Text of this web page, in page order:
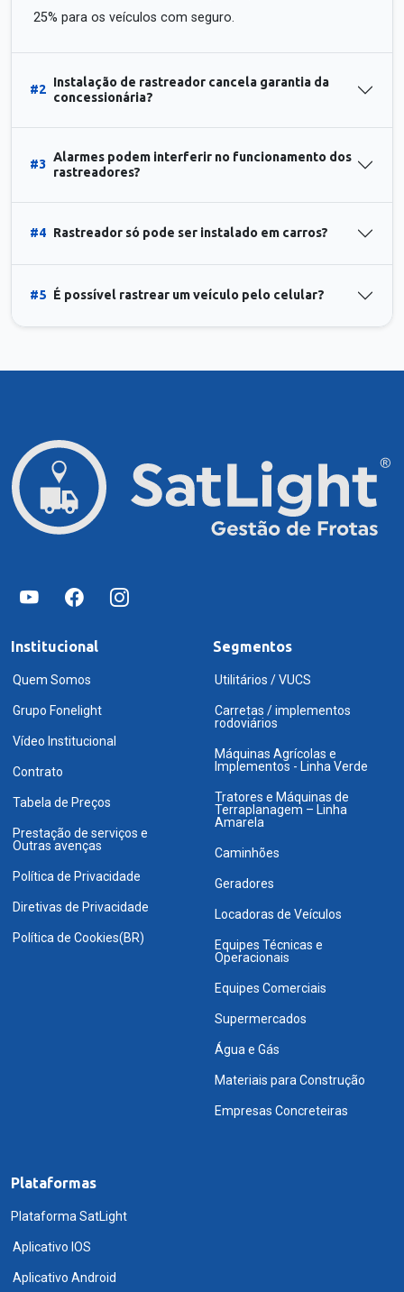
25% para os veículos com seguro.
#2
Instalação de rastreador cancela garantia da
concessionária?
#3
Alarmes podem interferir no funcionamento dos
rastreadores?
#4 Rastreador só pode ser instalado em carros?
#5 É possível rastrear um veículo pelo celular?
Institucional
Quem Somos
Grupo Fonelight
Vídeo Institucional
Contrato
Tabela de Preços
Prestação de serviços e
Outras avenças
Política de Privacidade
Diretivas de Privacidade
Política de Cookies(BR)
Segmentos
Utilitários / VUCS
Carretas / implementos
rodoviários
Máquinas Agrícolas e
Implementos - Linha Verde
Tratores e Máquinas de
Terraplanagem – Linha
Amarela
Caminhões
Geradores
Locadoras de Veículos
Equipes Técnicas e
Operacionais
Equipes Comerciais
Supermercados
Água e Gás
Materiais para Construção
Empresas Concreteiras
Plataformas
Plataforma SatLight
Aplicativo IOS
Aplicativo Android